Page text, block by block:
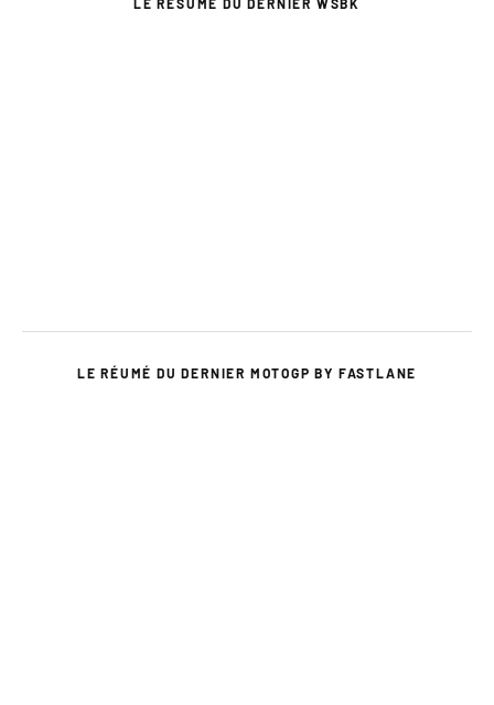
LE RÉSUMÉ DU DERNIER WSBK
LE RÉUMÉ DU DERNIER MOTOGP BY FASTLANE